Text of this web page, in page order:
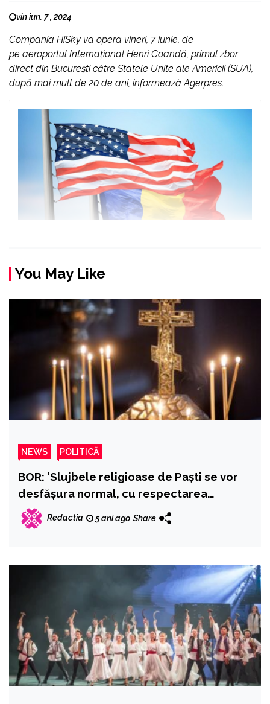
vin iun. 7 , 2024
Compania HiSky va opera vineri, 7 iunie, de
pe aeroportul Internaţional Henri Coandă, primul zbor
direct din Bucureşti către Statele Unite ale Americii (SUA),
după mai mult de 20 de ani, informează Agerpres.
You May Like
NEWS POLITICĂ
BOR: ‘Slujbele religioase de Paști se vor
desfășura normal, cu respectarea
riguroasă a tuturor măsurilor sanitare’
Redactia 5 ani ago Share